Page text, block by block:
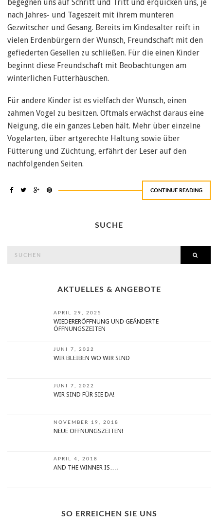
begegnen uns auf Schritt und Tritt und erquicken uns, je
nach Jahres- und Tageszeit mit ihrem munteren
Gezwitscher und Gesang. Bereits im Kindesalter reift in
vielen Erdenbürgern der Wunsch, Freundschaft mit den
gefiederten Gesellen zu schließen. Für die einen Kinder
beginnt diese Freundschaft mit Beobachtungen am
winterlichen Futterhäuschen.
Für andere Kinder ist es vielfach der Wunsch, einen
zahmen Vogel zu besitzen. Oftmals erwächst daraus eine
Neigung, die ein ganzes Leben hält. Mehr über einzelne
Vogelarten, über artgerechte Haltung sowie über
Fütterung und Züchtung, erfährt der Leser auf den
nachfolgenden Seiten.
CONTINUE READING
SUCHE
AKTUELLES & ANGEBOTE
APRIL 29, 2025
WIEDERERÖFFNUNG UND GEÄNDERTE
ÖFFNUNGSZEITEN
JUNI 7, 2022
WIR BLEIBEN WO WIR SIND
JUNI 7, 2022
WIR SIND FÜR SIE DA!
NOVEMBER 19, 2018
NEUE ÖFFNUNGSZEITEN!
APRIL 4, 2018
AND THE WINNER IS….
SO ERREICHEN SIE UNS